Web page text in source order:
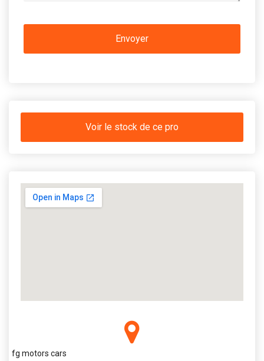
Voir le stock de ce pro
fg motors cars